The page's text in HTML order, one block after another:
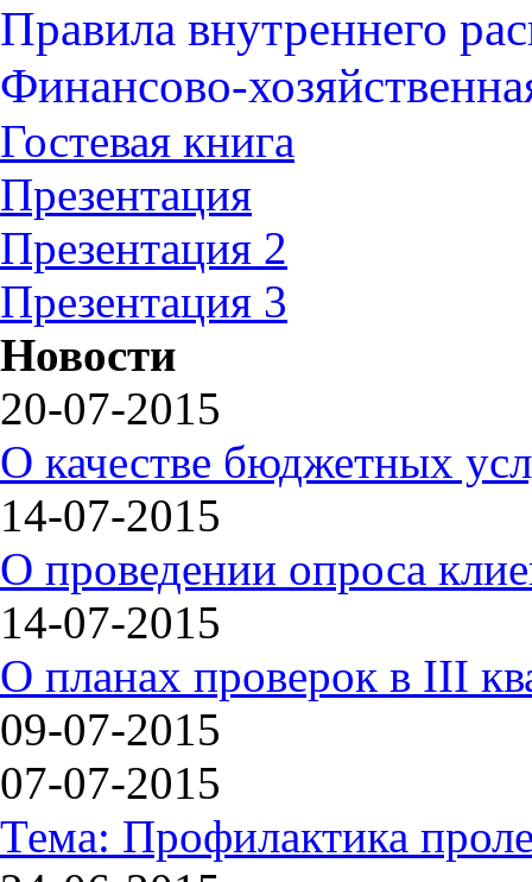
Правила внутреннего
Финансово-
Гостевая книга
Презентация
Презентация 2
Презентация 3
Новости
20-07-2015
О качестве бюджетных
14-07-2015
О проведении опроса
14-07-2015
О планах проверок в III
09-07-2015
07-07-2015
Тема: Профилактика